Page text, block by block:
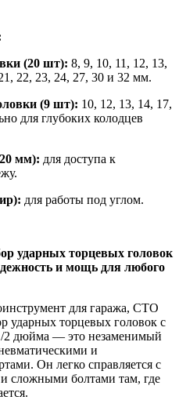
(20 шт): 8, 9, 10, 11, 12, 13,
22, 23, 24, 27, 30 и 32 мм.
(9 шт): 10, 12, 13, 14, 17,
для глубоких колодцев
мм): для доступа к
для работы под углом.
ударных торцевых головок
и мощь для любого
для гаража, СТО
ударных торцевых головок с
2 дюйма — это незаменимый
и
Он легко справляется с
сложными болтами там, где